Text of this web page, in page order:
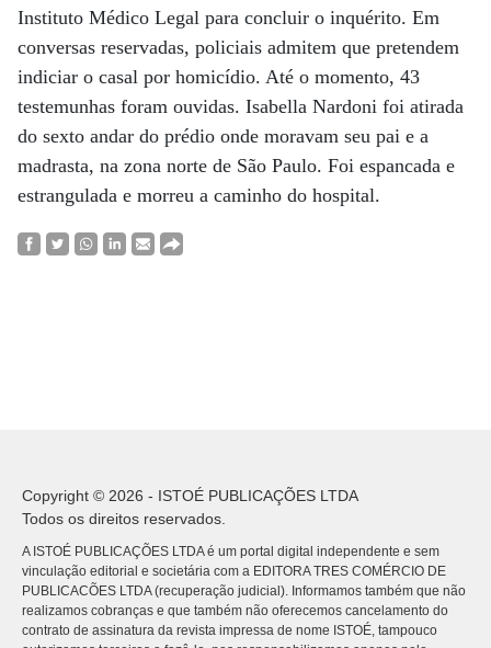
Instituto Médico Legal para concluir o inquérito. Em
conversas reservadas, policiais admitem que pretendem
indiciar o casal por homicídio. Até o momento, 43
testemunhas foram ouvidas. Isabella Nardoni foi atirada
do sexto andar do prédio onde moravam seu pai e a
madrasta, na zona norte de São Paulo. Foi espancada e
estrangulada e morreu a caminho do hospital.
Copyright © 2026 - ISTOÉ PUBLICAÇÕES LTDA
Todos os direitos reservados.
A ISTOÉ PUBLICAÇÕES LTDA é um portal digital independente e sem
vinculação editorial e societária com a EDITORA TRES COMÉRCIO DE
PUBLICACÕES LTDA (recuperação judicial). Informamos também que não
realizamos cobranças e que também não oferecemos cancelamento do
contrato de assinatura da revista impressa de nome ISTOÉ, tampouco